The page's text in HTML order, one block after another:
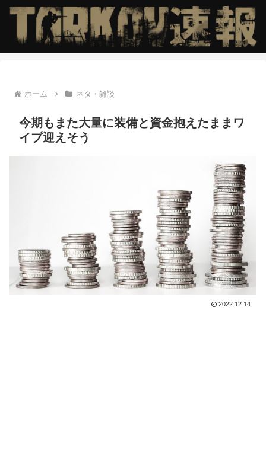
ホーム ネタ・雑談
今期もまた大量に装備と資金抱えたままワ
イプ迎えそう
2022.12.14